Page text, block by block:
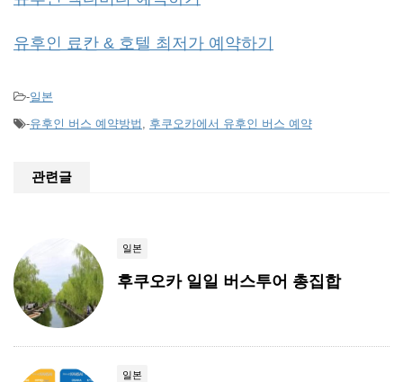
유후인 료칸 & 호텔 최저가 예약하기
-일본
-유후인 버스 예약방법 , 후쿠오카에서 유후인 버스 예약
관련글
일본
후쿠오카 일일 버스투어 총집합
일본